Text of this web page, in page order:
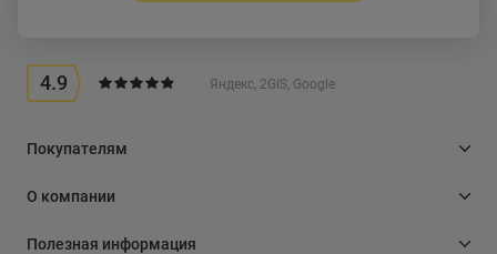
4.9 Яндекс, 2GIS, Google
Покупателям
О компании
Полезная информация